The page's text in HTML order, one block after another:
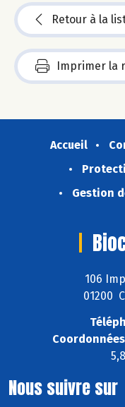
Retour à la
Imprimer la
Accueil
Gestion
106
01200
Coordonnées
Nous suivre sur